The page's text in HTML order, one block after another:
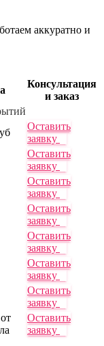
аккуратно и
Консультация
и заказ
Оставить
заявку
Оставить
заявку
Оставить
заявку
Оставить
заявку
Оставить
заявку
Оставить
заявку
Оставить
заявку
Оставить
заявку